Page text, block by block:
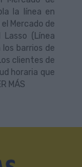
la línea en
Mercado de
(Línea
barrios de
clientes de
horaria que
MÁS